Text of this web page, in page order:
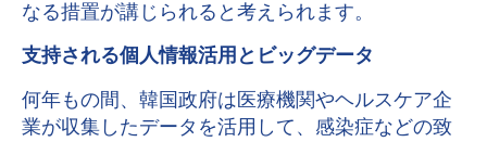
なる措置が講じられると考えられます。
支持される個人情報活用とビッグデータ
何年もの間、韓国政府は医療機関やヘルスケア企
業が収集したデータを活用して、感染症などの致